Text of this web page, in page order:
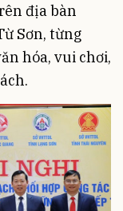
địa bàn
Sơn, từng
hóa, vui chơi,